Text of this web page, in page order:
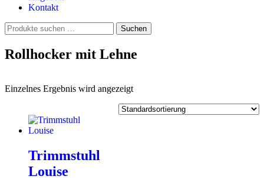
Kontakt
Suchen
nach:
Suchen
Rollhocker mit Lehne
Einzelnes Ergebnis wird angezeigt
Trimmstuhl
Louise